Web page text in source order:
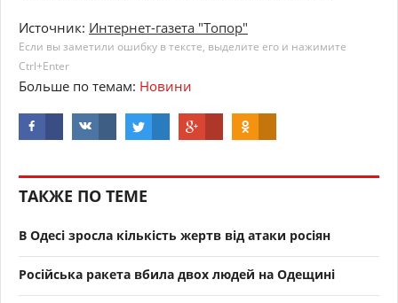
Источник: Интернет-газета "Топор"
Если вы заметили ошибку в тексте, выделите его и нажимите
Ctrl+Enter
Больше по темам: Новини
ТАКЖЕ ПО ТЕМЕ
В Одесі зросла кількість жертв від атаки росіян
Російська ракета вбила двох людей на Одещині